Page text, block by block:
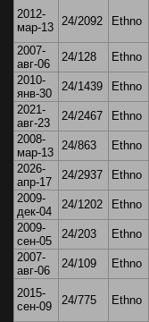
2012-
мар-13 24/2092 Ethno
2007-
авг-06
24/128 Ethno
2010-
янв-30
24/1439 Ethno
2021-
авг-23
24/2467 Ethno
2008-
мар-13
24/863 Ethno
2026-
апр-17
24/2937 Ethno
2009-
дек-04
24/1202 Ethno
2009-
сен-05
24/203 Ethno
2007-
авг-06
24/109 Ethno
2015-
сен-09
24/775 Ethno